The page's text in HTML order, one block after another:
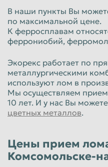
Санкт-Петербург
Саратов
Смоленск
Ставрополь
Стерлитамак
Сызрань
Тверь
В наши пункты Вы
по максимальной цене.
К ферросплавам
феррониобий,
Экорекс работает по
металлургическими
используют лом в
Мы осуществляем
10 лет. И у нас Вы
цветных металлов.
Цены прием
Комсомольске-